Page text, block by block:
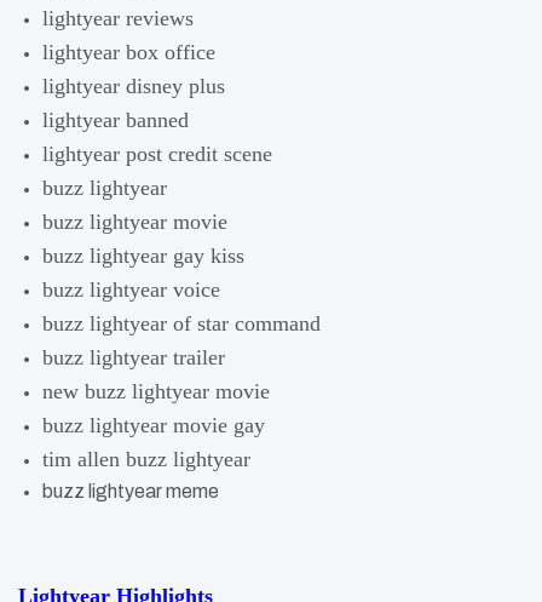
lightyear reviews
lightyear box office
lightyear disney plus
lightyear banned
lightyear post credit scene
buzz lightyear
buzz lightyear movie
buzz lightyear gay kiss
buzz lightyear voice
buzz lightyear of star command
buzz lightyear trailer
new buzz lightyear movie
buzz lightyear movie gay
tim allen buzz lightyear
buzz lightyear meme
Lightyear Highlights